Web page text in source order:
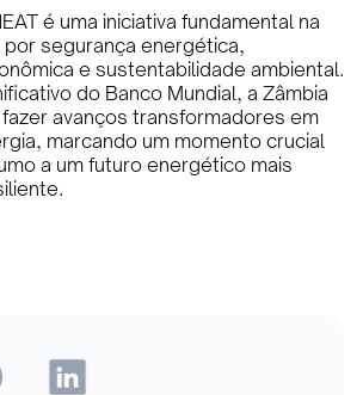
é uma iniciativa fundamental na
por segurança energética,
e sustentabilidade ambiental.
do Banco Mundial, a Zâmbia
avanços transformadores em
marcando um momento crucial
a um futuro energético mais